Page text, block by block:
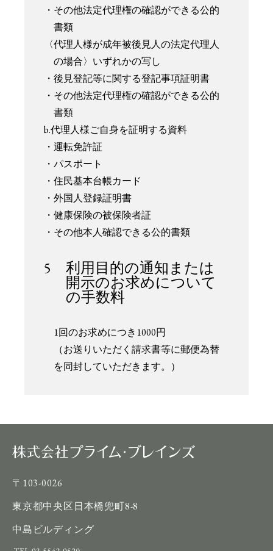
・その他法定代理権の確認ができる公的
書類
〈代理人様が成年被後見人の法定代理人
の場合〉いずれかの写し
・後見登記等に関する登記事項証明書
・その他法定代理権の確認ができる公的
書類
b.代理人様ご自身を証明する資料
・運転免許証
・パスポート
・住民基本台帳カード
・外国人登録証明書
・健康保険の被保険者証
・その他本人確認できる公的書類
5 利用目的の通知または
開示のお求めについて
の手数料
1回のお求めにつき1000円
（お送りいただく請求書等に郵便為替
を同封していただきます。）
〒103-0026
東京都中央区日本橋兜町8-8
中島ビルディング